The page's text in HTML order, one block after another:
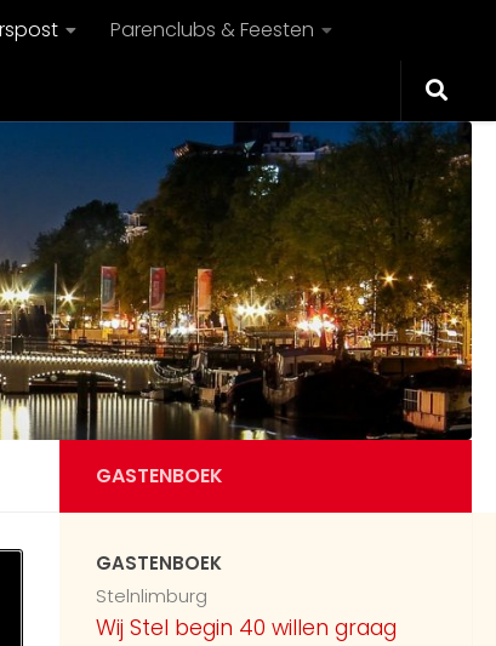
Parenclubs & Feesten
GASTENBOEK
GASTENBOEK
Stelnlimburg
Wij Stel begin 40 willen graag